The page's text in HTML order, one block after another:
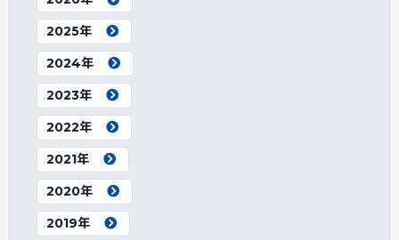
2025年
2024年
2023年
2022年
2021年
2020年
2019年